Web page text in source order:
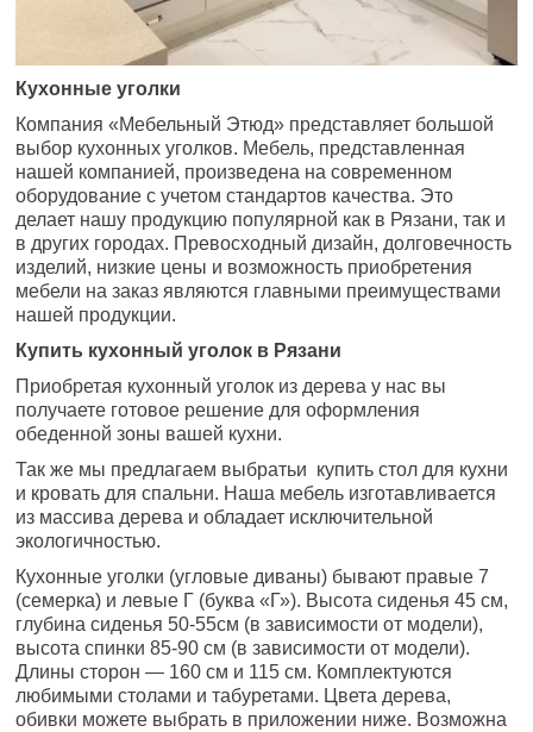
Кухонные уголки
Компания «Мебельный Этюд» представляет большой
выбор кухонных уголков. Мебель, представленная
нашей компанией, произведена на современном
оборудование с учетом стандартов качества. Это
делает нашу продукцию популярной как в Рязани, так и
в других городах. Превосходный дизайн, долговечность
изделий, низкие цены и возможность приобретения
мебели на заказ являются главными преимуществами
нашей продукции.
Купить кухонный уголок в Рязани
Приобретая кухонный уголок из дерева у нас вы
получаете готовое решение для оформления
обеденной зоны вашей кухни.
Так же мы предлагаем выбратьи купить стол для кухни
и кровать для спальни. Наша мебель изготавливается
из массива дерева и обладает исключительной
экологичностью.
Кухонные уголки (угловые диваны) бывают правые 7
(семерка) и левые Г (буква «Г»). Высота сиденья 45 см,
глубина сиденья 50-55см (в зависимости от модели),
высота спинки 85-90 см (в зависимости от модели).
Длины сторон — 160 см и 115 см. Комплектуются
любимыми столами и табуретами. Цвета дерева,
обивки можете выбрать в приложении ниже. Возможна